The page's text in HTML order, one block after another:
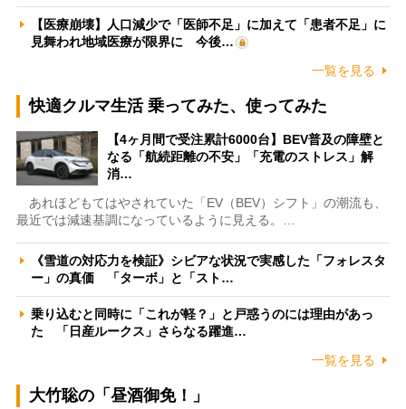
【医療崩壊】人口減少で「医師不足」に加えて「患者不足」に
見舞われ地域医療が限界に 今後…
一覧を見る
快適クルマ生活 乗ってみた、使ってみた
【4ヶ月間で受注累計6000台】BEV普及の障壁と
なる「航続距離の不安」「充電のストレス」解
消…
あれほどもてはやされていた「EV（BEV）シフト」の潮流も、
最近では減速基調になっているように見える。…
《雪道の対応力を検証》シビアな状況で実感した「フォレスタ
ー」の真価 「ターボ」と「スト…
乗り込むと同時に「これが軽？」と戸惑うのには理由があっ
た 「日産ルークス」さらなる躍進…
一覧を見る
大竹聡の「昼酒御免！」